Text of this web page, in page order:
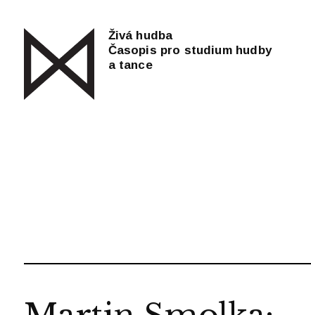
Živá hudba
Časopis pro studium hudby
a tance